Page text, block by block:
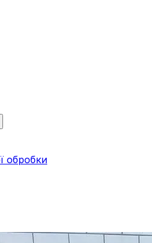
обробки